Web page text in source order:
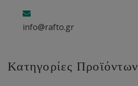
info@rafto.gr
Κατηγορίες Προϊόντων